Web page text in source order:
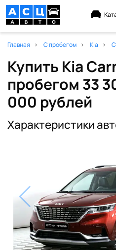
Главная С пробегом Kia
Купить Kia
пробегом 33
000 рублей
Характеристики